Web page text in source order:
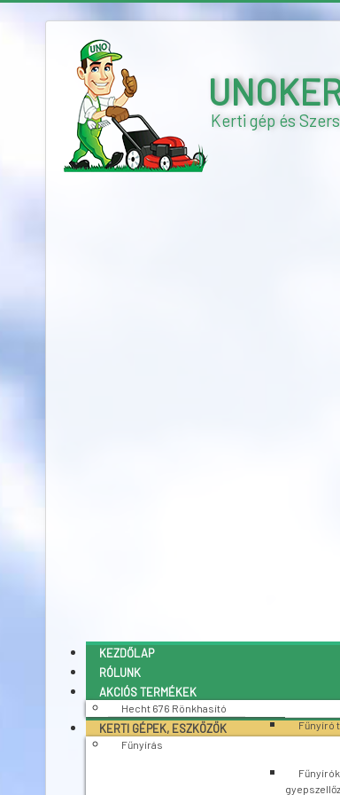
Kerti gép és
KEZDŐLAP
RÓLUNK
AKCIÓS TERMÉKEK
Hecht 676 Rönkhasító
KERTI GÉPEK, ESZKÖZÖK
Fűnyírás
Fűnyíró